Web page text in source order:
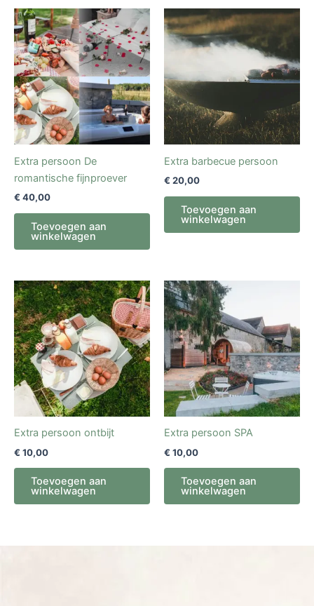
Extra persoon De
romantische fijnproever
€ 40,00
Toevoegen aan
winkelwagen
Extra barbecue persoon
€ 20,00
Toevoegen aan
winkelwagen
Extra persoon ontbijt
€ 10,00
Toevoegen aan
winkelwagen
Extra persoon SPA
€ 10,00
Toevoegen aan
winkelwagen